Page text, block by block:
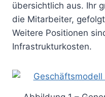
übersichtlich aus. Ihr
die Mitarbeiter,
Weitere Positionen
Infrastrukturkosten.